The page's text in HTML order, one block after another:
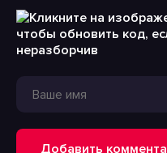
Добавить